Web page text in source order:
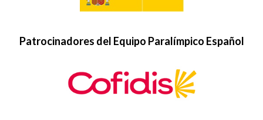
Patrocinadores del Equipo Paralímpico Español